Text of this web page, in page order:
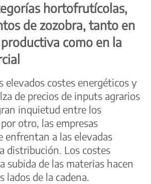
hortofrutícolas,
de zozobra, tanto en
como en la
elevados costes energéticos y
de precios de inputs agrarios
inquietud entre los
otro, las empresas
enfrentan a las elevadas
distribución. Los costes
subida de las materias hacen
lados de la cadena.